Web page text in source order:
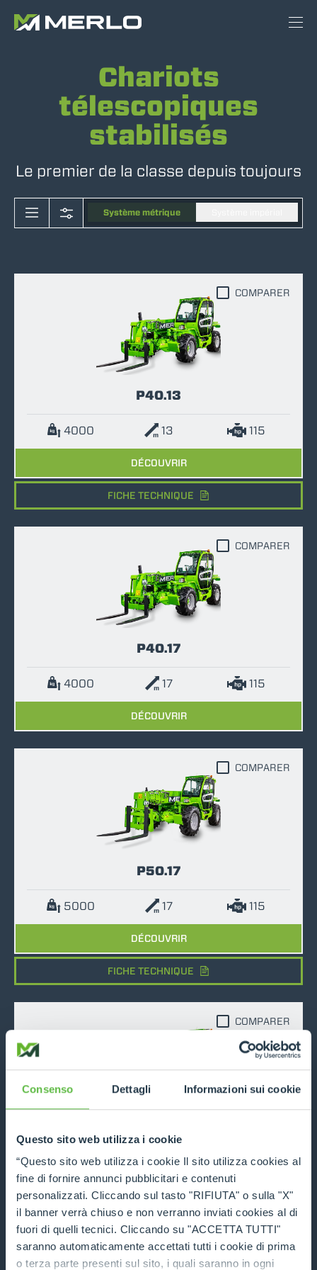
Consenso Dettagli Informazioni sui cookie
Questo sito web utilizza i cookie
“Questo sito web utilizza i cookie Il sito utilizza cookies al
fine di fornire annunci pubblicitari e contenuti
personalizzati. Cliccando sul tasto "RIFIUTA" o sulla "X"
il banner verrà chiuso e non verranno inviati cookies al di
fuori di quelli tecnici. Cliccando su "ACCETTA TUTTI"
saranno automaticamente accettati tutti i cookie di prima
o terza parte presenti sul sito, i quali saranno in ogni
Chariots
télescopiques
stabilisés
Le premier de la classe depuis toujours
Système métrique
P40.13
4000 13 115
DÉCOUVRIR
COMPARER
FICHE TECHNIQUE
P40.17
4000 17 115
DÉCOUVRIR
COMPARER
P50.17
5000 17 115
DÉCOUVRIR
COMPARER
FICHE TECHNIQUE
5000 18 115
DÉCOUVRIR
COMPARER
FICHE TECHNIQUE